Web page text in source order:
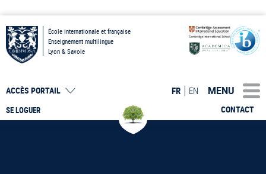
École internationale et française
Enseignement multilingue
Lyon & Savoie
SE LOGUER
ACCÈS PORTAIL
CONTACT
FR EN MENU